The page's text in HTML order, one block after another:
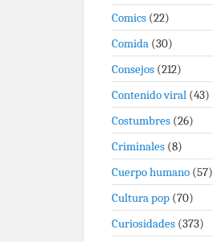
Comics (22)
Comida (30)
Consejos (212)
Contenido viral (43)
Costumbres (26)
Criminales (8)
Cuerpo humano (57)
Cultura pop (70)
Curiosidades (373)